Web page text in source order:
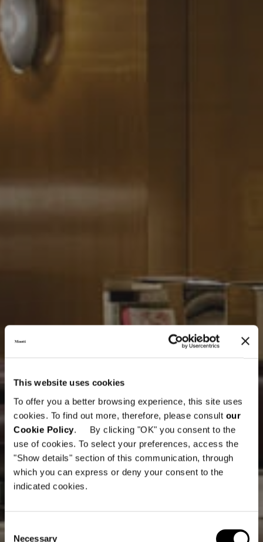
This website uses cookies
To offer you a better browsing experience, this site uses
cookies. To find out more, therefore, please consult our
Cookie Policy. By clicking "OK" you consent to the
use of cookies. To select your preferences, access the
"Show details" section of this communication, through
which you can express or deny your consent to the
indicated cookies.
Consent
Necessary